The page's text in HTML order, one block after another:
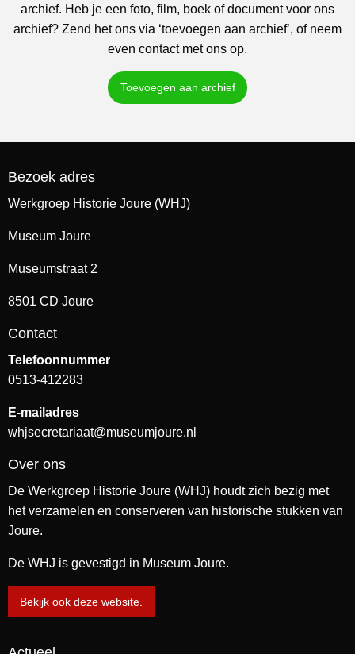
archief. Heb je een foto, film, boek of document voor ons
archief? Zend het ons via ‘toevoegen aan archief’, of neem
even contact met ons op.
Toevoegen aan archief
Bezoek adres
Werkgroep Historie Joure (WHJ)
Museum Joure
Museumstraat 2
8501 CD Joure
Contact
Telefoonnummer
0513-412283
E-mailadres
whjsecretariaat@museumjoure.nl
Over ons
De Werkgroep Historie Joure (WHJ) houdt zich bezig met
het verzamelen en conserveren van historische stukken van
Joure.
De WHJ is gevestigd in Museum Joure.
Bekijk ook deze website.